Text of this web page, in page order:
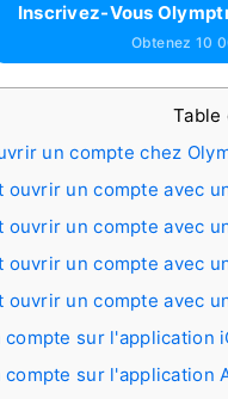
Inscrivez-Vous
Obtenez 10
Table
un compte chez
ouvrir un compte avec
ouvrir un compte avec
ouvrir un compte avec
ouvrir un compte avec
compte sur l'application
compte sur l'application